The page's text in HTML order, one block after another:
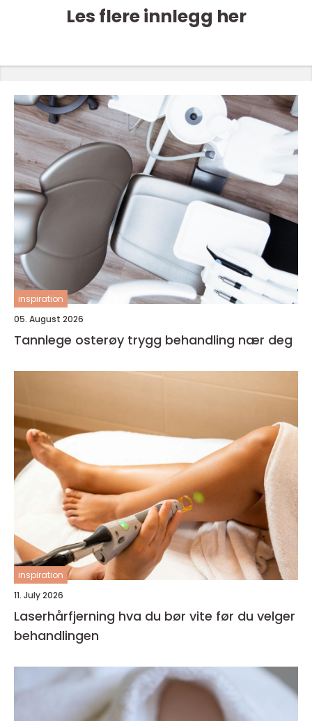
Les flere innlegg her
inspiration
05. August 2026
Tannlege osterøy trygg behandling nær deg
inspiration
11. July 2026
Laserhårfjerning hva du bør vite før du velger
behandlingen